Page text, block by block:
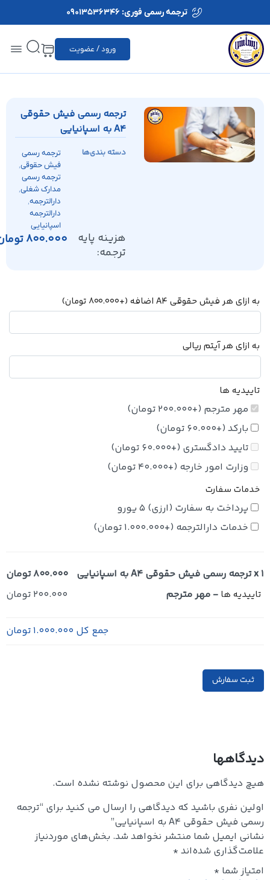
ترجمه رسمی فوری: 09013536346
ورود / عضویت
ترجمه رسمی فیش حقوقی
A4 به اسپانیایی
دسته بندی‌ها
ترجمه رسمی
فیش حقوقی,
ترجمه رسمی
مدارک شغلی,
دارالترجمه,
دارالترجمه
اسپانیایی
هزینه پایه
ترجمه:
800.000تومان
به ازای هر فیش حقوقی A4 اضافه (+
800.000تومان)
به ازای هر آیتم ریالی
تاییدیه ها
مهر مترجم(+
200.000تومان)
بارکد(+
60.000تومان)
تایید دادگستری(+
60.000تومان)
وزارت امور خارجه(+
40.000تومان)
خدمات سفارت
پرداخت به سفارت (ارزی) 5 یورو
خدمات دارالترجمه(+
1.000.000تومان)
x 1ترجمه رسمی فیش حقوقی A4 به اسپانیایی 800.000 تومان
تاییدیه ها-مهر مترجم 200.000 تومان
جمع کل1.000.000 تومان
ثبت سفارش
دیدگاهها
هیچ دیدگاهی برای این محصول نوشته نشده است.
اولین نفری باشید که دیدگاهی را ارسال می کنید برای “ترجمه
رسمی فیش حقوقی A4 به اسپانیایی”
نشانی ایمیل شما منتشر نخواهد شد.بخش‌های موردنیاز
علامت‌گذاری شده‌اند*
امتیاز شما*